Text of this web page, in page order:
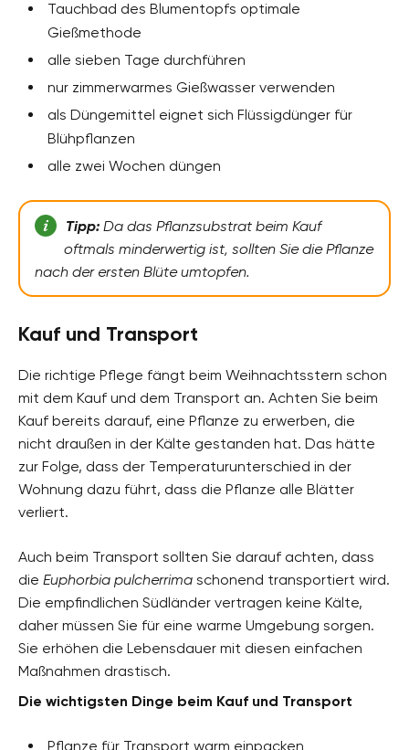
Tauchbad des Blumentopfs optimale
Gießmethode
alle sieben Tage durchführen
nur zimmerwarmes Gießwasser verwenden
als Düngemittel eignet sich Flüssigdünger für
Blühpflanzen
alle zwei Wochen düngen
Tipp:Da das Pflanzsubstrat beim Kauf
oftmals minderwertig ist, sollten Sie die Pflanze
nach der ersten Blüte umtopfen.
Kauf und Transport
Die richtige Pflege fängt beim Weihnachtsstern schon
mit dem Kauf und dem Transport an. Achten Sie beim
Kauf bereits darauf, eine Pflanze zu erwerben, die
nicht draußen in der Kälte gestanden hat. Das hätte
zur Folge, dass der Temperaturunterschied in der
Wohnung dazu führt, dass die Pflanze alle Blätter
verliert.
Auch beim Transport sollten Sie darauf achten, dass
die Euphorbia pulcherrima schonend transportiert wird.
Die empfindlichen Südländer vertragen keine Kälte,
daher müssen Sie für eine warme Umgebung sorgen.
Sie erhöhen die Lebensdauer mit diesen einfachen
Maßnahmen drastisch.
Die wichtigsten Dinge beim Kauf und Transport
Pflanze für Transport warm einpacken